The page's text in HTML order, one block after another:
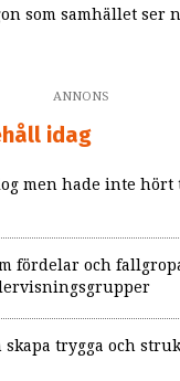
som samhället ser
ANNONS
idag
men hade inte hört
fördelar och
skapa trygga och